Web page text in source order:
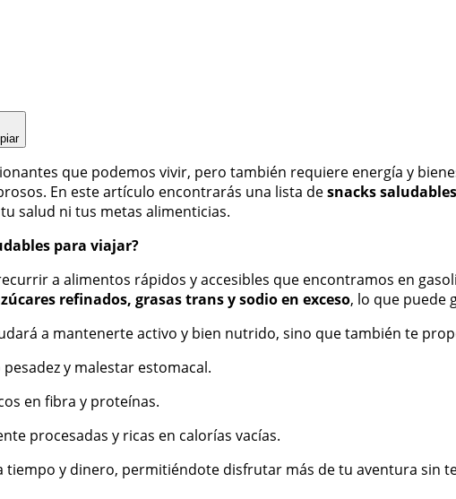
que podemos vivir, pero también requiere energía y
En este artículo encontrarás una lista desnacks
salud ni tus metas alimenticias.
para viajar?
a alimentos rápidos y accesibles que encontramos en
refinados, grasas trans y sodio en exceso, lo que puede
a mantenerte activo y bien nutrido, sino que también te
y malestar estomacal.
en fibra y proteínas.
procesadas y ricas en calorías vacías.
tiempo y dinero, permitiéndote disfrutar más de tu aventura sin